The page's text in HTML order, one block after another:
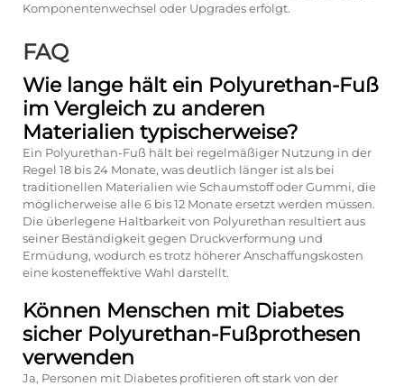
Komponentenwechsel oder Upgrades erfolgt.
FAQ
Wie lange hält ein Polyurethan-Fuß
im Vergleich zu anderen
Materialien typischerweise?
Ein Polyurethan-Fuß hält bei regelmäßiger Nutzung in der
Regel 18 bis 24 Monate, was deutlich länger ist als bei
traditionellen Materialien wie Schaumstoff oder Gummi, die
möglicherweise alle 6 bis 12 Monate ersetzt werden müssen.
Die überlegene Haltbarkeit von Polyurethan resultiert aus
seiner Beständigkeit gegen Druckverformung und
Ermüdung, wodurch es trotz höherer Anschaffungskosten
eine kosteneffektive Wahl darstellt.
Können Menschen mit Diabetes
sicher Polyurethan-Fußprothesen
verwenden
Ja, Personen mit Diabetes profitieren oft stark von der